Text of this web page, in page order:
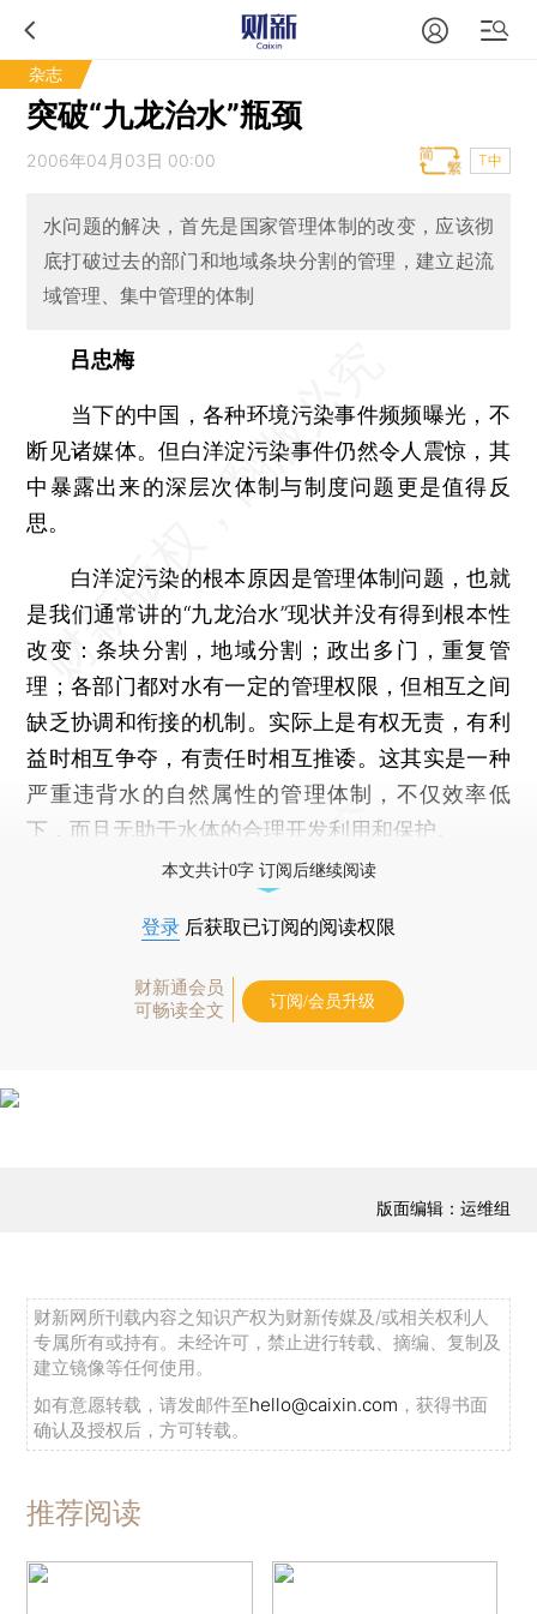
杂志
突破“九龙治水”瓶颈
2006年04月03日 00:00 T中
水问题的解决，首先是国家管理体制的改变，应该彻
底打破过去的部门和地域条块分割的管理，建立起流
域管理、集中管理的体制
吕忠梅
当下的中国，各种环境污染事件频频曝光，不
断见诸媒体。但白洋淀污染事件仍然令人震惊，其
中暴露出来的深层次体制与制度问题更是值得反
思。
白洋淀污染的根本原因是管理体制问题，也就
是我们通常讲的“九龙治水”现状并没有得到根本性
改变：条块分割，地域分割；政出多门，重复管
理；各部门都对水有一定的管理权限，但相互之间
缺乏协调和衔接的机制。实际上是有权无责，有利
益时相互争夺，有责任时相互推诿。这其实是一种
严重违背水的自然属性的管理体制，不仅效率低
下，而且无助于水体的合理开发利用和保护。
本文共计0字 订阅后继续阅读
登录 后获取已订阅的阅读权限
财新通会员
可畅读全文
订阅/会员升级
版面编辑：运维组
财新网所刊载内容之知识产权为财新传媒及/或相关权利人
专属所有或持有。未经许可，禁止进行转载、摘编、复制及
建立镜像等任何使用。
如有意愿转载，请发邮件至hello@caixin.com ，获得书面
确认及授权后，方可转载。
推荐阅读